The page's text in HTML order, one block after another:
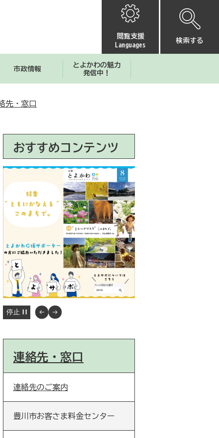
閲覧支援
Languages
検索する
市政情報
とよかわの魅力
発信中！
先・窓口
おすすめコンテンツ
停止
連絡先・窓口
連絡先のご案内
豊川市お客さま料金センター